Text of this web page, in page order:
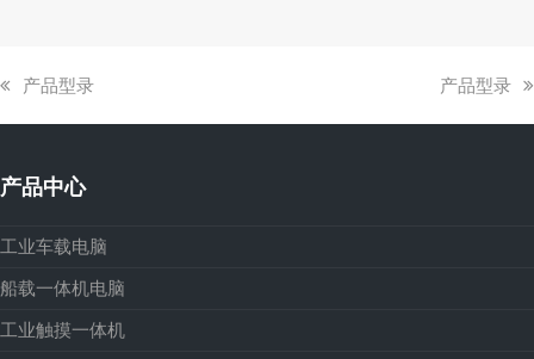
上
章:
产品型录
下
产品型录
产品中心
工业车载电脑
船载一体机电脑
工业触摸一体机